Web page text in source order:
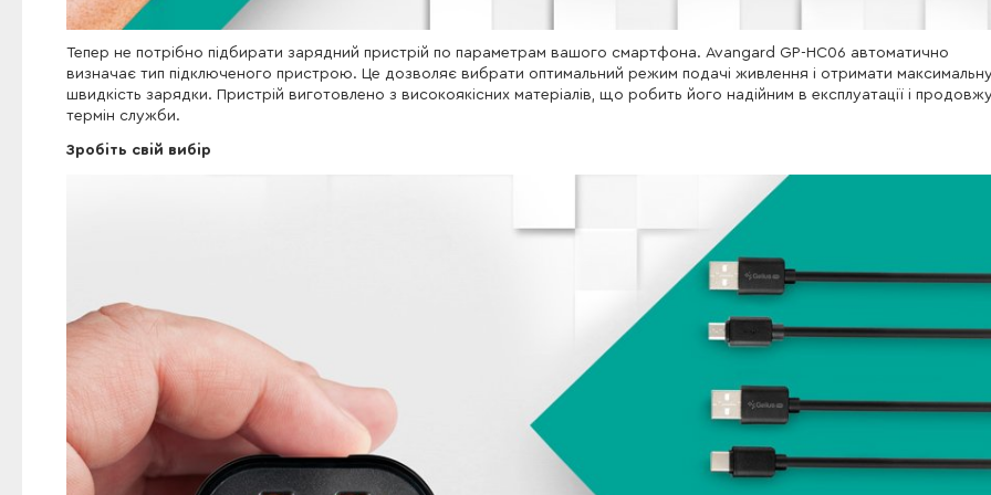
Тепер не потрібно підбирати зарядний пристрій по параметрам вашого смартфона. Avangard GP-HC06 автоматично
визначає тип підключеного пристрою. Це дозволяє вибрати оптимальний режим подачі живлення і отримати
швидкість зарядки. Пристрій виготовлено з високоякісних матеріалів, що робить його надійним в експлуатації і
термін служби.
Зробіть свій вибір